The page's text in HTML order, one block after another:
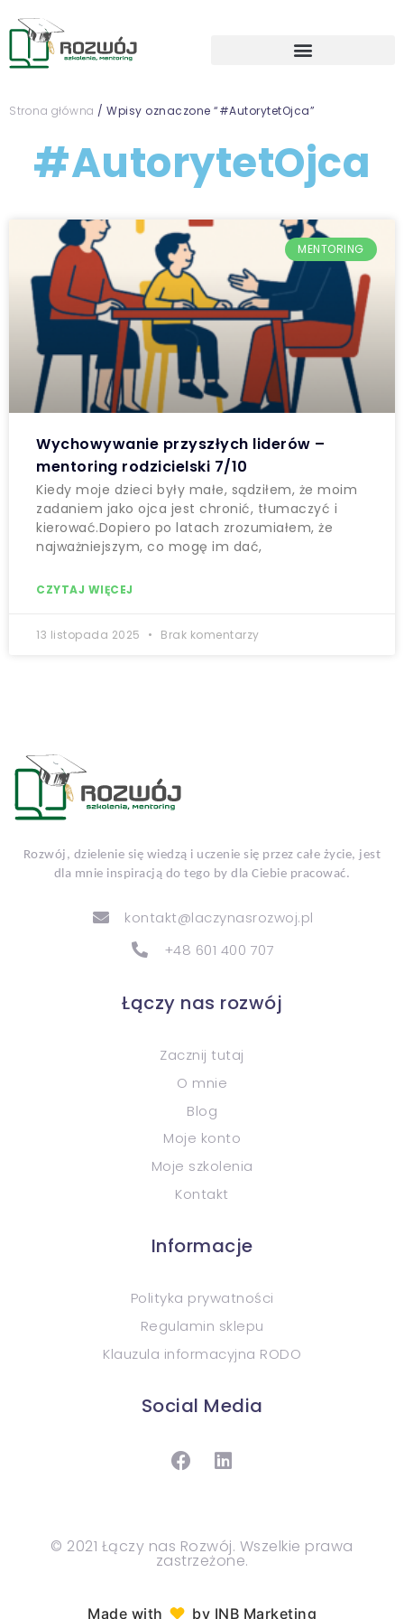
Strona główna / Wpisy oznaczone “#AutorytetOjca”
#AutorytetOjca
MENTORING
Wychowywanie przyszłych liderów –
mentoring rodzicielski 7/10
Kiedy moje dzieci były małe, sądziłem, że moim
zadaniem jako ojca jest chronić, tłumaczyć i
kierować.Dopiero po latach zrozumiałem, że
najważniejszym, co mogę im dać,
CZYTAJ WIĘCEJ
13 listopada 2025 Brak komentarzy
Rozwój, dzielenie się wiedzą i uczenie się przez całe życie, jest
dla mnie inspiracją do tego by dla Ciebie pracować.
kontakt@laczynasrozwoj.pl
+48 601 400 707
Łączy nas rozwój
Zacznij tutaj
O mnie
Blog
Moje konto
Moje szkolenia
Kontakt
Informacje
Polityka prywatności
Regulamin sklepu
Klauzula informacyjna RODO
Social Media
© 2021 Łączy nas Rozwój. Wszelkie prawa
zastrzeżone.
Made with ♥︎ by INB Marketing